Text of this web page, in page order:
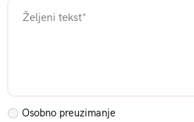
Osobno preuzimanje